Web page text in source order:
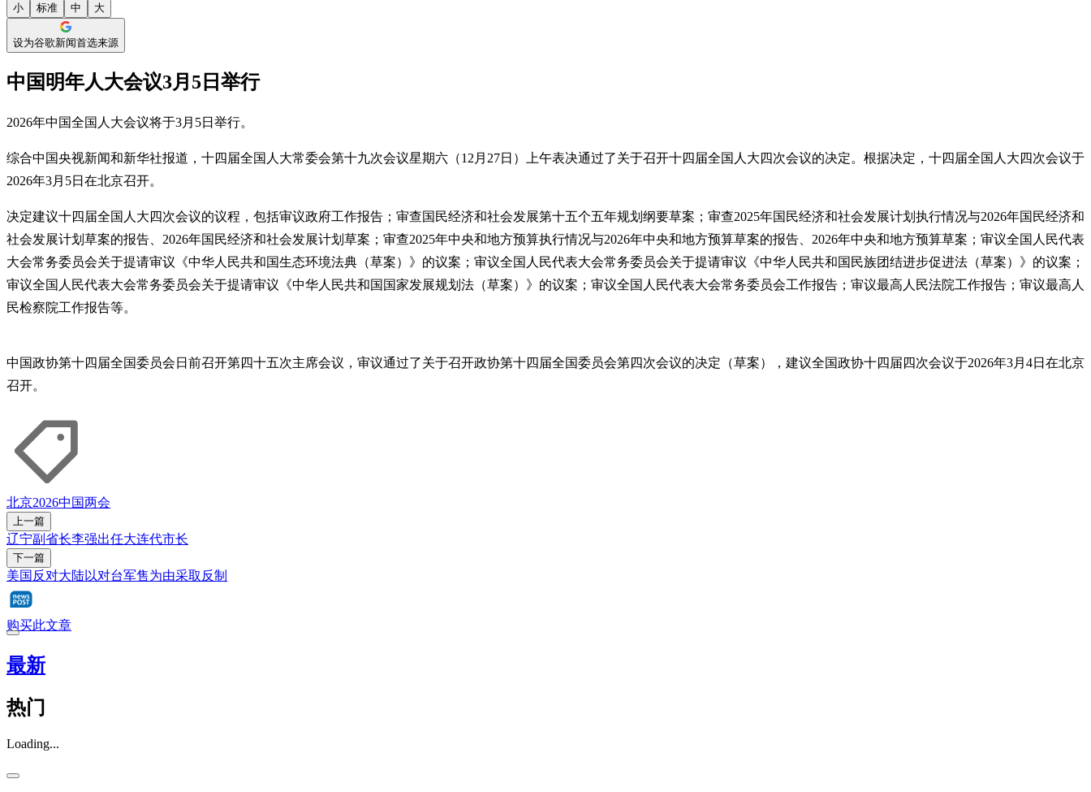
小 标准 中 大
设为谷歌新闻首选来源
中国明年人大会议3月5日举行
2026年中国全国人大会议将于3月5日举行。
综合中国央视新闻和新华社报道，十四届全国人大常委会第十九次会议星期六（12月27日）上午表决通过了关于召开十四届全国人大四次会议的决定。根据决定，十四届全国人大四次会议于
2026年3月5日在北京召开。
决定建议十四届全国人大四次会议的议程，包括审议政府工作报告；审查国民经济和社会发展第十五个五年规划纲要草案；审查2025年国民经济和社会发展计划执行情况与2026年国民经济和
社会发展计划草案的报告、2026年国民经济和社会发展计划草案；审查2025年中央和地方预算执行情况与2026年中央和地方预算草案的报告、2026年中央和地方预算草案；审议全国人民代表
大会常务委员会关于提请审议《中华人民共和国生态环境法典（草案）》的议案；审议全国人民代表大会常务委员会关于提请审议《中华人民共和国民族团结进步促进法（草案）》的议案；
审议全国人民代表大会常务委员会关于提请审议《中华人民共和国国家发展规划法（草案）》的议案；审议全国人民代表大会常务委员会工作报告；审议最高人民法院工作报告；审议最高人
民检察院工作报告等。
中国政协第十四届全国委员会日前召开第四十五次主席会议，审议通过了关于召开政协第十四届全国委员会第四次会议的决定（草案），建议全国政协十四届四次会议于2026年3月4日在北京
召开。
北京2026中国两会
上一篇
辽宁副省长李强出任大连代市长
下一篇
美国反对大陆以对台军售为由采取反制
购买此文章
最新
热门
Loading...